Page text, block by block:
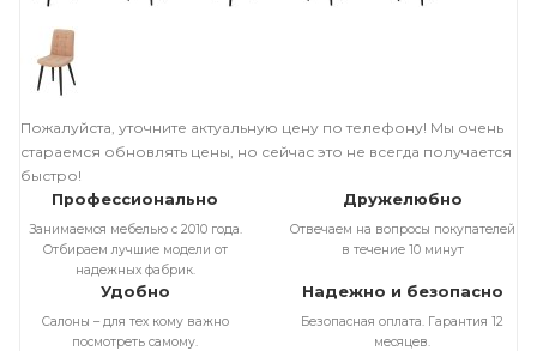
Пожалуйста, уточните актуальную цену по телефону! Мы очень
стараемся обновлять цены, но сейчас это не всегда получается
быстро!
Профессионально
Занимаемся мебелью с 2010 года.
Отбираем лучшие модели от
надежных фабрик.
Дружелюбно
Отвечаем на вопросы покупателей
в течение 10 минут
Удобно
Салоны – для тех кому важно
посмотреть самому.
Надежно и безопасно
Безопасная оплата. Гарантия 12
месяцев.